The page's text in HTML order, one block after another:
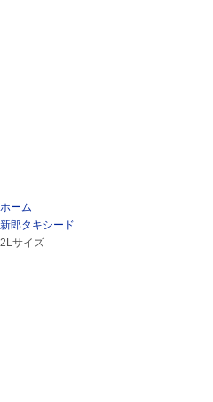
ホーム
新郎タキシード
2Lサイズ